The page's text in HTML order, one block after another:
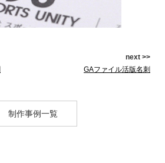
next >>
GAファイル活版名刺
制作事例一覧